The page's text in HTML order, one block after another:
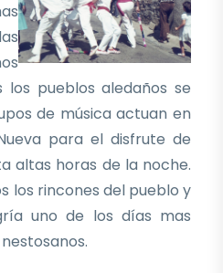
pueblos aledaños se
de música actuan en
para el disfrute de
altas horas de la noche.
los rincones del pueblo y
uno de los días mas